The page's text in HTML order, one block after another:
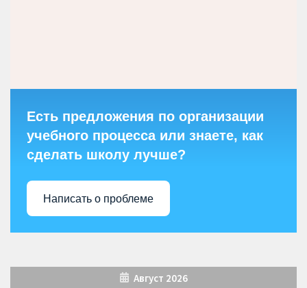
Есть предложения по организации
учебного процесса или знаете, как
сделать школу лучше?
Написать о проблеме
Август 2026